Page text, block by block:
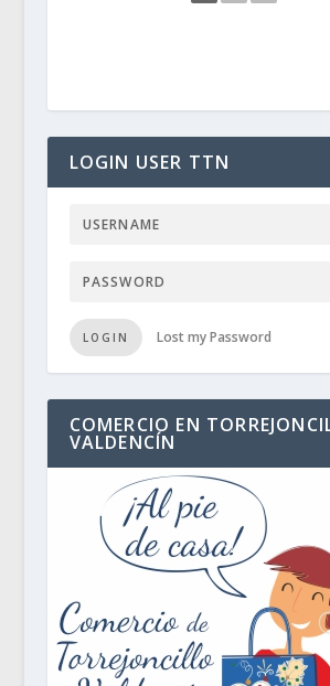
LOGIN USER TTN
LOGIN Lost my Password
COMERCIO EN
VALDENCÍN